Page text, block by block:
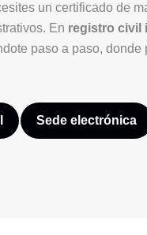
un certificado de
En registro civil
paso a paso,
Sede electrónica